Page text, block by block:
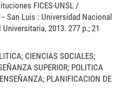
FICES-UNSL /
San Luis : Universidad Nacional
2013. 277 p.; 21
CIENCIAS SOCIALES;
SUPERIOR; POLITICA
PLANIFICACION DE